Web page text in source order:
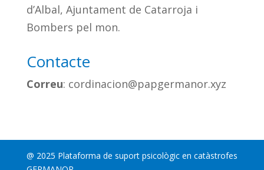
d’Albal, Ajuntament de Catarroja i
Bombers pel mon.
Contacte
Correu: cordinacion@papgermanor.xyz
@ 2025 Plataforma de suport psicològic en catàstrofes